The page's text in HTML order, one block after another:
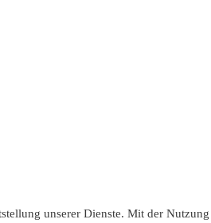
unserer Dienste. Mit der